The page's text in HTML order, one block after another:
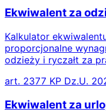
Ekwiwalent za
Kalkulator
proporcjonalne
odzieży i ryczałt za
art. 2377 KP Dz.U.
Ekwiwalent za